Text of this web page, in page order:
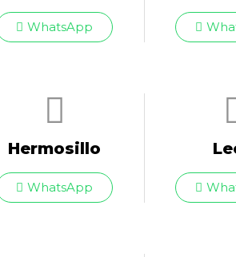
WhatsApp
Hermosillo
WhatsApp